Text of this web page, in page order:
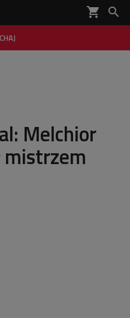
shopping_cart 

Melchior
mistrzem